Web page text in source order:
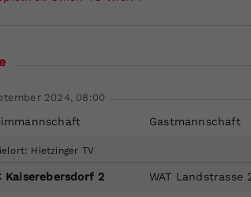
2024, 08:00
Gastmannschaft
Hietzinger TV
Kaiserebersdorf 2 WAT Landstrasse